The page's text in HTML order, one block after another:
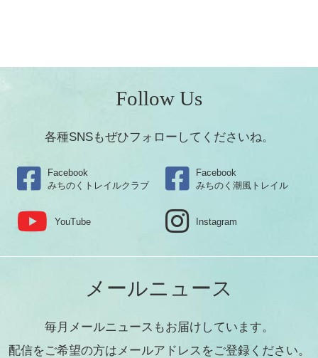
Follow Us
各種SNSもぜひフォローしてくださいね。
Facebook
みちのくトレイルクラブ
Facebook
みちのく潮風トレイル
YouTube Instagram
メールニュース
毎月メールニュースもお届けしています。
配信をご希望の方はメールアドレスをご登録ください。